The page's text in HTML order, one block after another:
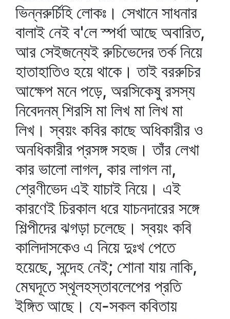
ভিন্নরুর্চিহি লোকঃ। সেখানে সাধনার
বালাই নেই ব'লে স্পর্ধা আছে অবারিত,
আর সেইজন্যেই রুচিভেদের তর্ক নিয়ে
হাতাহাতিও হয়ে থাকে। তাই বররুচির
আক্ষেপ মনে পড়ে, অরসিকেষু রসস্য
নিবেদনম্‌ শিরসি মা লিখ মা লিখ মা
লিখ। স্বয়ং কবির কাছে অধিকারীর ও
অনধিকারীর প্রসঙ্গ সহজ। তাঁর লেখা
কার ভালো লাগল, কার লাগল না,
শ্রেণীভেদ এই যাচাই নিয়ে। এই
কারণেই চিরকাল ধরে যাচনদারের সঙ্গে
শিল্পীদের ঝগড়া চলেছে। স্বয়ং কবি
কালিদাসকেও এ নিয়ে দুঃখ পেতে
হয়েছে, সন্দেহ নেই; শোনা যায় নাকি,
মেঘদূতে স্থূলহস্তাবলেপের প্রতি
ইঙ্গিত আছে। যে-সকল কবিতায়